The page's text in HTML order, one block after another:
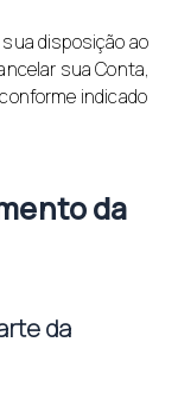
disposição ao
sua Conta,
indicado
da
da